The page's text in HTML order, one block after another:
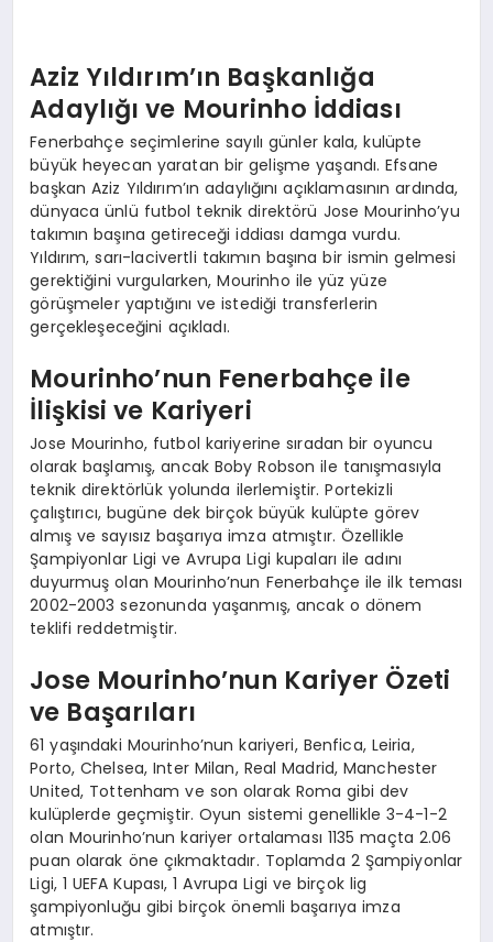
Aziz Yıldırım’ın Başkanlığa
Adaylığı ve Mourinho İddiası
Fenerbahçe seçimlerine sayılı günler kala, kulüpte
büyük heyecan yaratan bir gelişme yaşandı. Efsane
başkan Aziz Yıldırım’ın adaylığını açıklamasının ardında,
dünyaca ünlü futbol teknik direktörü Jose Mourinho’yu
takımın başına getireceği iddiası damga vurdu.
Yıldırım, sarı-lacivertli takımın başına bir ismin gelmesi
gerektiğini vurgularken, Mourinho ile yüz yüze
görüşmeler yaptığını ve istediği transferlerin
gerçekleşeceğini açıkladı.
Mourinho’nun Fenerbahçe ile
İlişkisi ve Kariyeri
Jose Mourinho, futbol kariyerine sıradan bir oyuncu
olarak başlamış, ancak Boby Robson ile tanışmasıyla
teknik direktörlük yolunda ilerlemiştir. Portekizli
çalıştırıcı, bugüne dek birçok büyük kulüpte görev
almış ve sayısız başarıya imza atmıştır. Özellikle
Şampiyonlar Ligi ve Avrupa Ligi kupaları ile adını
duyurmuş olan Mourinho’nun Fenerbahçe ile ilk teması
2002-2003 sezonunda yaşanmış, ancak o dönem
teklifi reddetmiştir.
Jose Mourinho’nun Kariyer Özeti
ve Başarıları
61 yaşındaki Mourinho’nun kariyeri, Benfica, Leiria,
Porto, Chelsea, Inter Milan, Real Madrid, Manchester
United, Tottenham ve son olarak Roma gibi dev
kulüplerde geçmiştir. Oyun sistemi genellikle 3-4-1-2
olan Mourinho’nun kariyer ortalaması 1135 maçta 2.06
puan olarak öne çıkmaktadır. Toplamda 2 Şampiyonlar
Ligi, 1 UEFA Kupası, 1 Avrupa Ligi ve birçok lig
şampiyonluğu gibi birçok önemli başarıya imza
atmıştır.